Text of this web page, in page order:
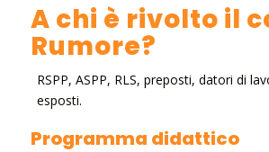
A chi è rivolto il
Rumore?
RSPP, ASPP, RLS, preposti, datori di
esposti.
Programma didattico